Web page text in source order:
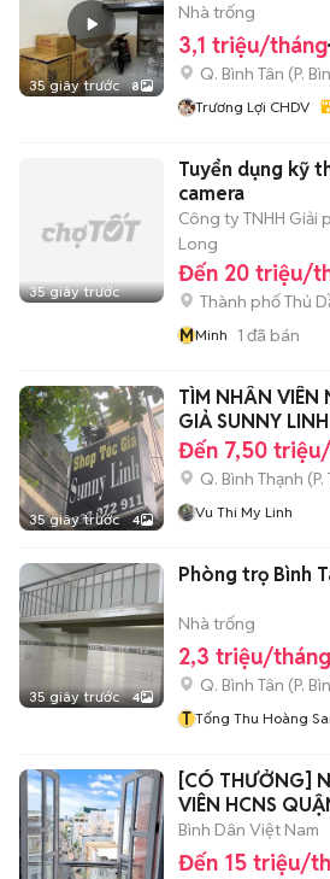
35 giây trước 8
Nhà trống
3,1 triệu/tháng
Q. Bình Tân (P.
Trương Lợi CHDV
35 giây trước
Tuyển dụng kỹ
camera
Công ty TNHH Giải
Long
Đến 20 triệu/
Thành phố Thủ
MMinh 1 đã bán
35 giây trước 4
TÌM NHÂN
GIẢ SUNNY LINH
Đến 7,50
Q. Bình Thạnh (
Vu Thi My Linh
35 giây trước 4
Phòng trọ Bình
Nhà trống
2,3 triệu/tháng
Q. Bình Tân (P.
T Tống Thu Hoàng
[CÓ THƯỞNG]
VIÊN HCNS
Bình Dân Việt Nam
Đến 15 triệu/